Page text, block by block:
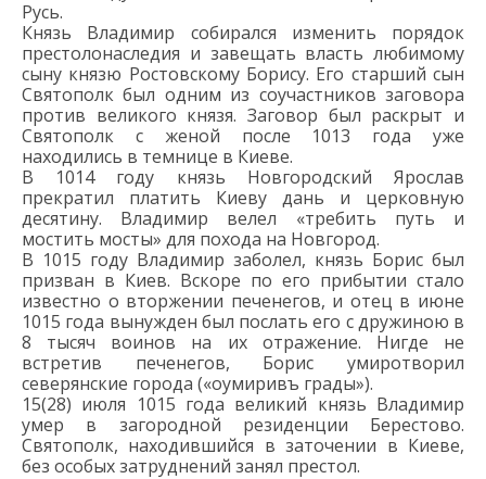
Русь.
Князь Владимир собирался изменить порядок
престолонаследия и завещать власть любимому
сыну князю Ростовскому Борису. Его старший сын
Святополкбыл одним из соучастников заговора
против великого князя. Заговор был раскрыт и
Святополк с женой после 1013 года уже
находились в темнице в Киеве.
В 1014 году князь Новгородский Ярослав
прекратил платить Киеву дань и церковную
десятину. Владимир велел «требить путь и
мостить мосты» для похода на Новгород.
В 1015 году Владимир заболел, князь Борис был
призван в Киев. Вскоре по его прибытии стало
известно о вторжении печенегов, и отец в июне
1015 года вынужден был послатьего с дружиною в
8 тысяч воинов на их отражение. Нигде не
встретив печенегов, Борис
умиротворил
северянские города («оумиривъ грады»).
15(28) июля 1015 года великий князь Владимир
умер
в загородной резиденции Берестово.
Святополк, находившийся в заточении в Киеве,
без особых затруднений занял престол.